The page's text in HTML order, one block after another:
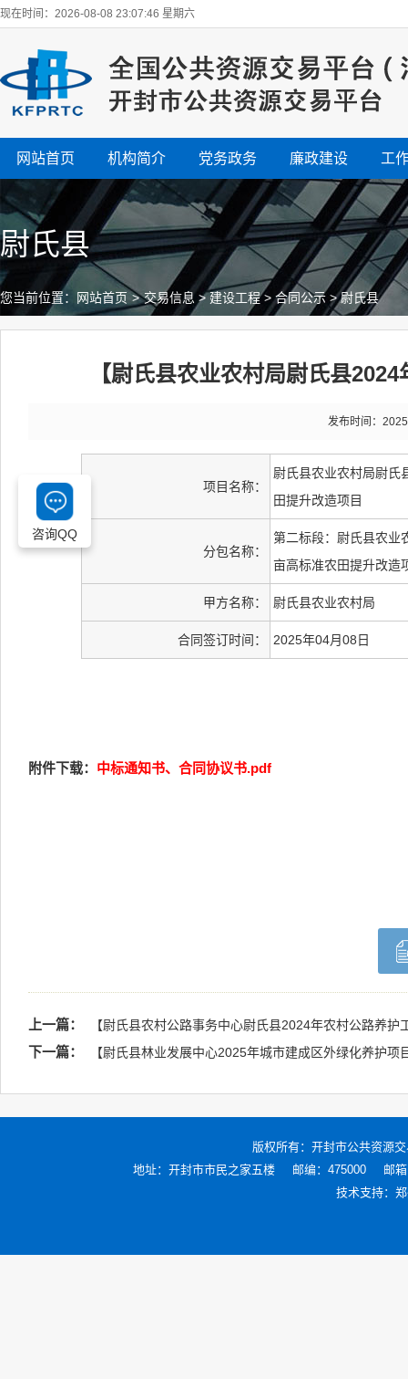
现在时间：2026-08-08 23:07:47 星期六
网站首页 机构简介 党务政务 廉政建设 工
尉氏县
您当前位置： 网站首页 > 交易信息 >建设工程>合同公示 >尉氏县
【尉氏县农业农村局尉氏县
发布时间：
项目名称：
尉氏县农业农村局尉氏
田提升改造项目
分包名称：
第二标段：尉氏县农业
亩高标准农田提升改造
甲方名称： 尉氏县农业农村局
合同签订时间： 2025年04月08日
附件下载： 中标通知书、合同协议书.pdf
上一篇： 【尉氏县农村公路事务中心尉氏县2024年农村公路养
下一篇： 【尉氏县林业发展中心2025年城市建成区外绿化养护
版权所有： 开封市公共资源
地址：开封市市民之家五楼
邮编：475000
邮
技术支持：
咨询QQ